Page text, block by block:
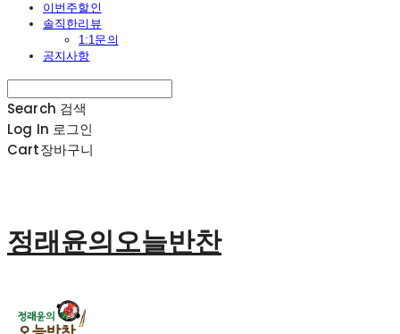
이번주할인
솔직한리뷰
1:1문의
공지사항
Search 검색
Log In 로그인
Cart장바구니
정래윤의오늘반찬